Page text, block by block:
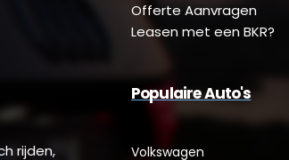
Offerte Aanvragen
Leasen met een BKR?
rijden,
Populaire Auto's
Volkswagen